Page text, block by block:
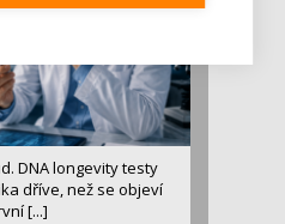
DNA longevity testy
dříve, než se objeví
[...]